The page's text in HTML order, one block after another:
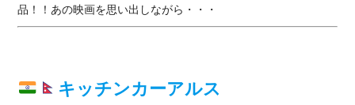
品！！あの映画を思い出しながら・・・
キッチンカーアルス